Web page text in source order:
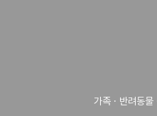
가족 · 반려동물